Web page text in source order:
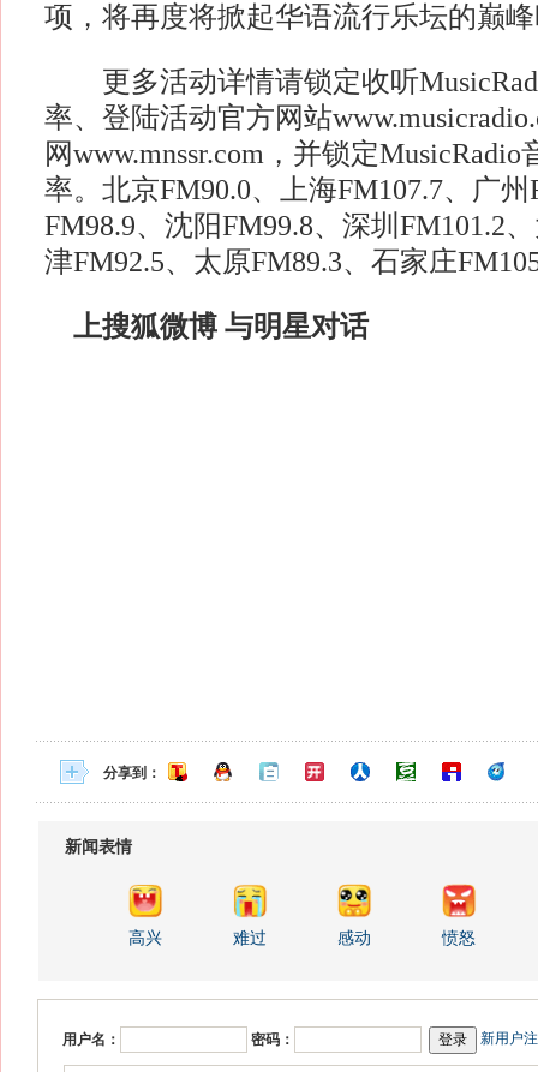
项，将再度将掀起华语流行乐坛的巅
更多活动详情请锁定收听
率、登陆活动官方网站
网www.mnssr.com，并锁定
率。北京FM90.0、上海FM107.7、广州
FM98.9、沈阳FM99.8、深圳FM101.2
津FM92.5、太原FM89.3、石家庄
上搜狐微博 与明星对话
分享到：
新闻表情
高兴 难过 感动 愤怒
用户名： 密码： 新用户